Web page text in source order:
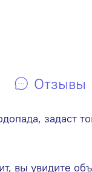
Отзывы
задаст
вы увидите